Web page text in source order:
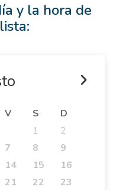
y la hora de
V S
D
1
2
7 8
9
14 15
16
21 22
23